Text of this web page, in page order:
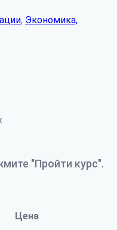
, Экономика,
"Пройти курс".
Цена